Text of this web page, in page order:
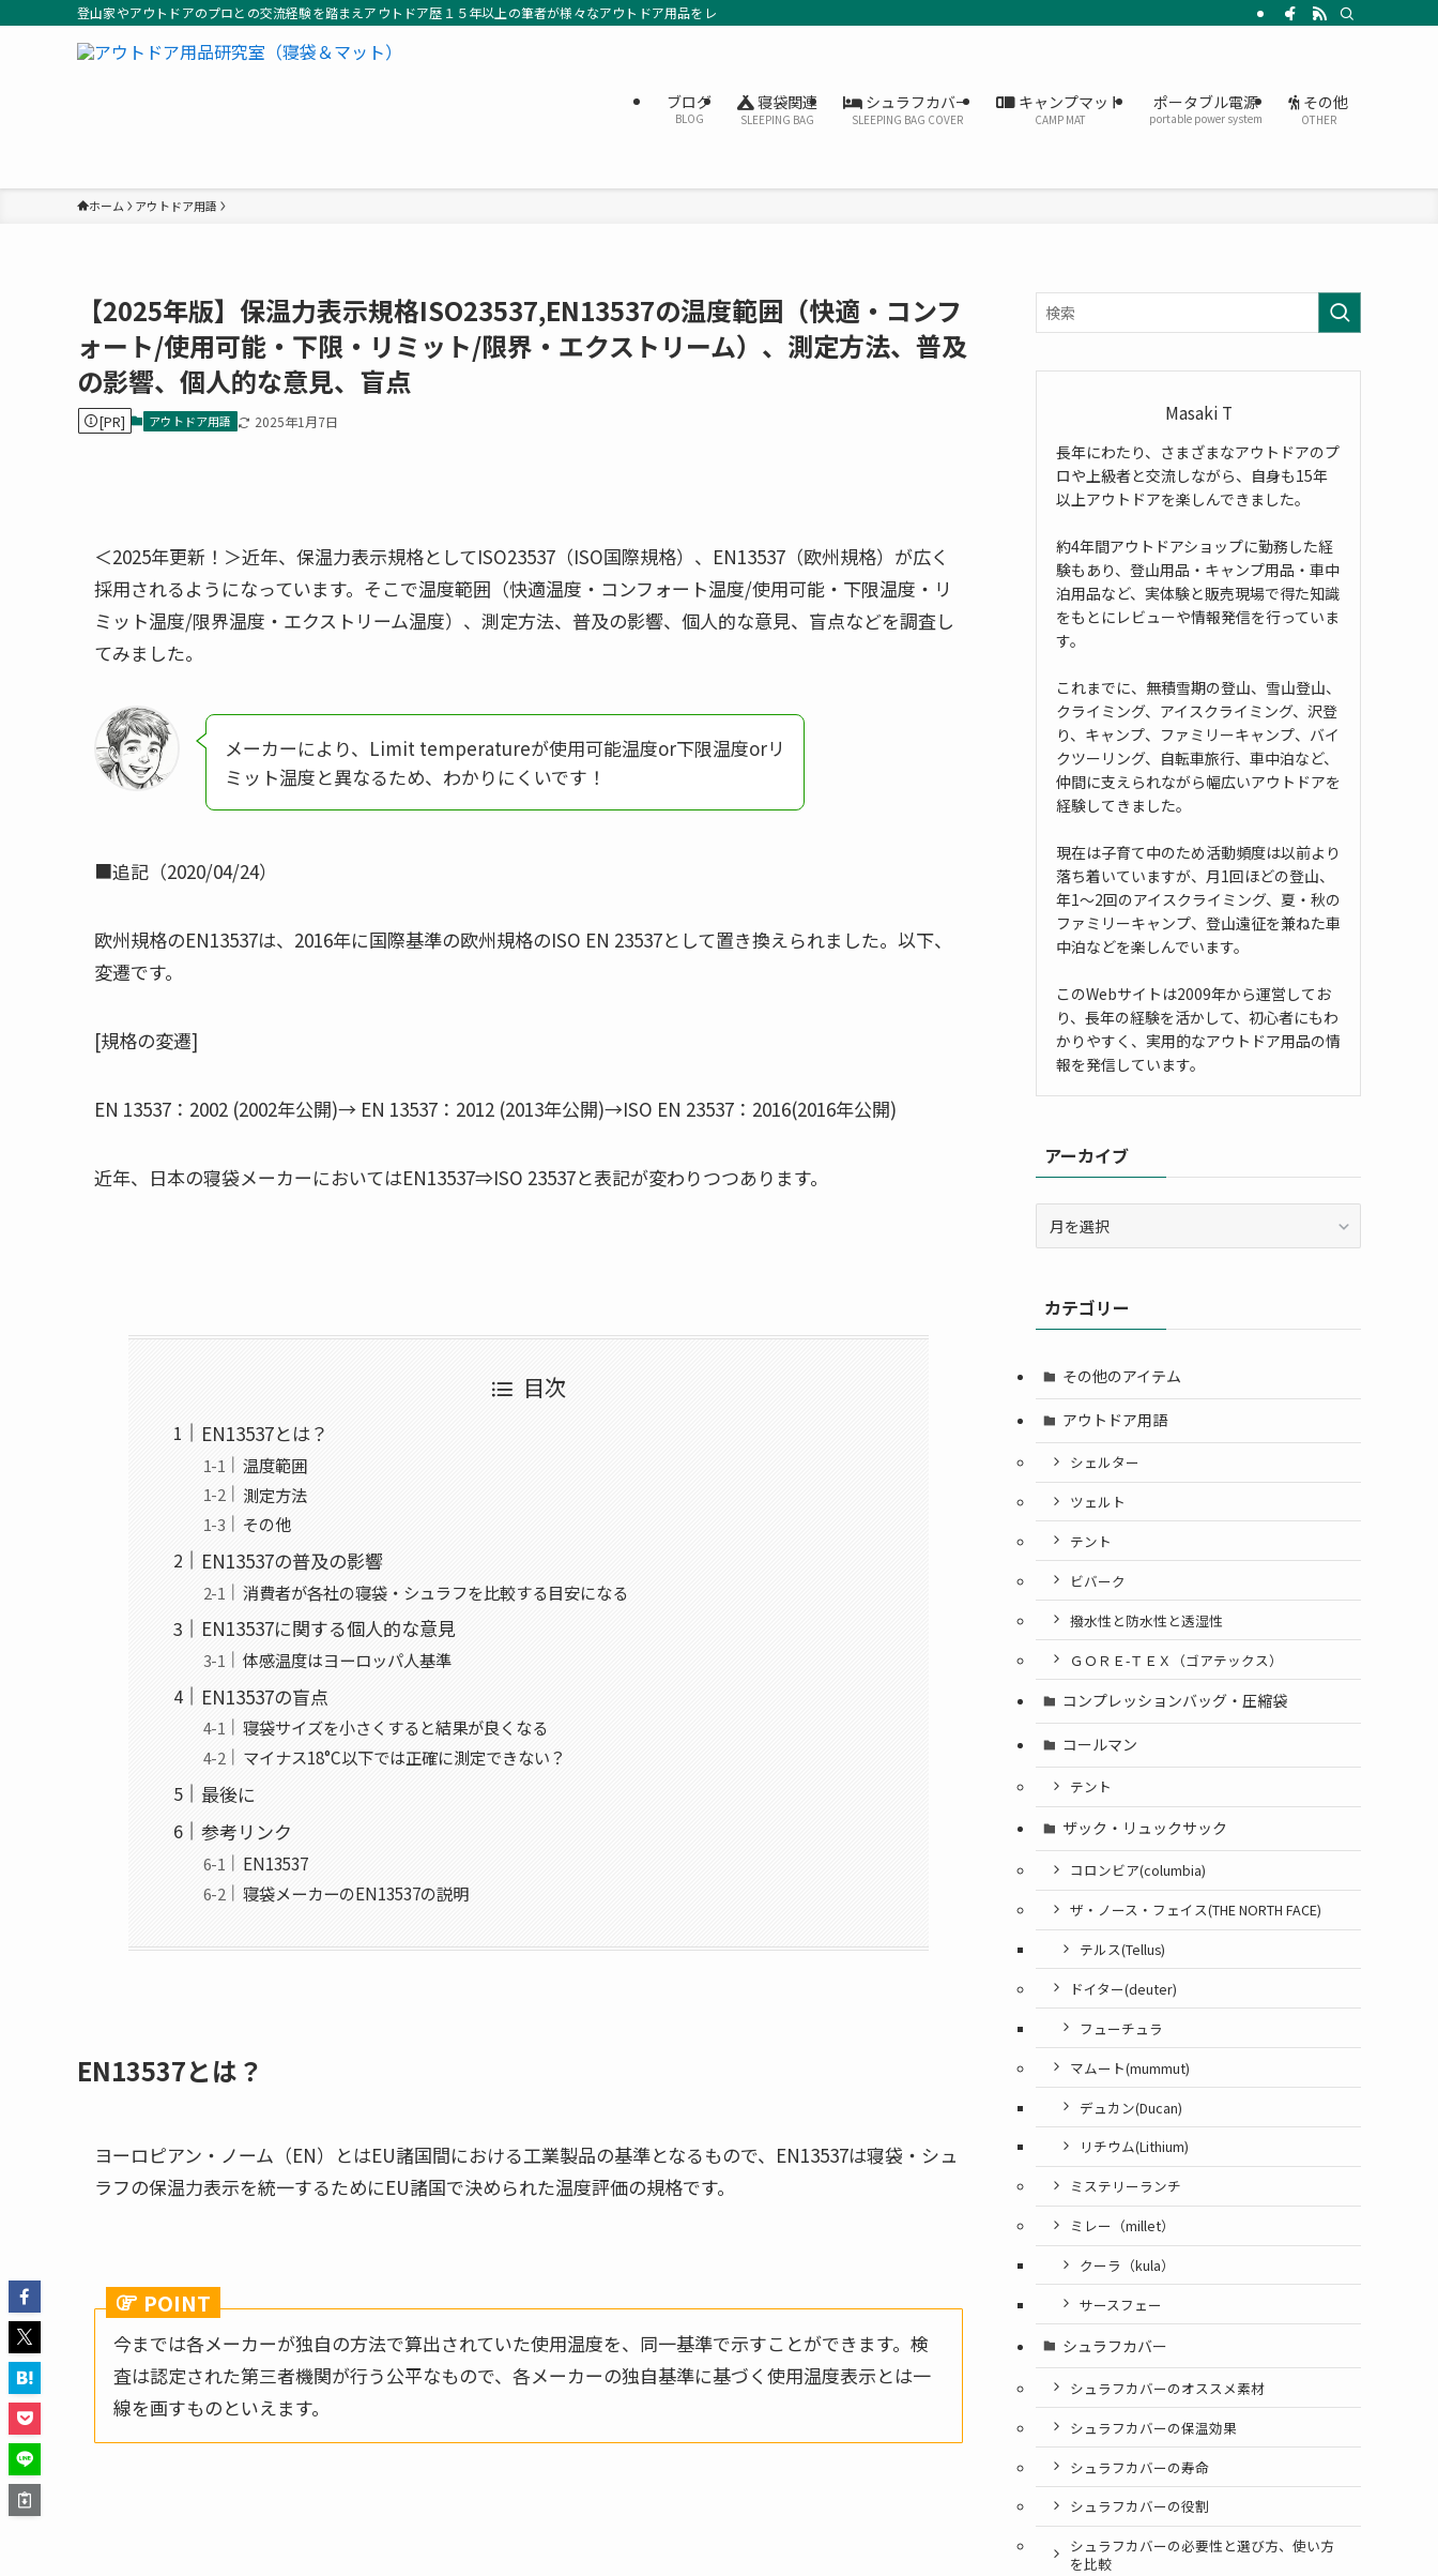
登山家やアウトドアのプロとの交流経験を踏まえアウトドア歴１５年以上の筆者が様々なアウトドア用品をレビューしています。
ブログ
BLOG
寝袋関連
SLEEPING BAG
シュラフカバー
SLEEPING BAG COVER
キャンプマット
CAMP MAT
ポータブル電源
portable power system
その他
OTHER
ホーム アウトドア用語
【2025年版】保温力表示規格ISO23537,EN13537の温度範囲（快適・コンフ
ォート/使用可能・下限・リミット/限界・エクストリーム）、測定方法、普及
の影響、個人的な意見、盲点
[PR] アウトドア用語 2025年1月7日
＜2025年更新！＞近年、保温力表示規格としてISO23537（ISO国際規格）、EN13537（欧州規格）が広く
採用されるようになっています。そこで温度範囲（快適温度・コンフォート温度/使用可能・下限温度・リ
ミット温度/限界温度・エクストリーム温度）、測定方法、普及の影響、個人的な意見、盲点などを調査し
てみました。
メーカーにより、Limit temperatureが使用可能温度or下限温度orリ
ミット温度と異なるため、わかりにくいです！
■追記（2020/04/24）
欧州規格のEN13537は、2016年に国際基準の欧州規格のISO EN 23537として置き換えられました。以下、
変遷です。
[規格の変遷]
EN 13537：2002 (2002年公開)→ EN 13537：2012 (2013年公開)→ISO EN 23537：2016(2016年公開)
近年、日本の寝袋メーカーにおいてはEN13537⇒ISO 23537と表記が変わりつつあります。
目次
EN13537とは？
温度範囲
測定方法
その他
EN13537の普及の影響
消費者が各社の寝袋・シュラフを比較する目安になる
EN13537に関する個人的な意見
体感温度はヨーロッパ人基準
EN13537の盲点
寝袋サイズを小さくすると結果が良くなる
マイナス18°C以下では正確に測定できない？
最後に
参考リンク
EN13537
寝袋メーカーのEN13537の説明
EN13537とは？
ヨーロピアン・ノーム（EN）とはEU諸国間における工業製品の基準となるもので、EN13537は寝袋・シュ
ラフの保温力表示を統一するためにEU諸国で決められた温度評価の規格です。
POINT
今までは各メーカーが独自の方法で算出されていた使用温度を、同一基準で示すことができます。検
査は認定された第三者機関が行う公平なもので、各メーカーの独自基準に基づく使用温度表示とは一
線を画すものといえます。
Masaki T
長年にわたり、さまざまなアウトドアのプ
ロや上級者と交流しながら、自身も15年
以上アウトドアを楽しんできました。
約4年間アウトドアショップに勤務した経
験もあり、登山用品・キャンプ用品・車中
泊用品など、実体験と販売現場で得た知識
をもとにレビューや情報発信を行っていま
す。
これまでに、無積雪期の登山、雪山登山、
クライミング、アイスクライミング、沢登
り、キャンプ、ファミリーキャンプ、バイ
クツーリング、自転車旅行、車中泊など、
仲間に支えられながら幅広いアウトドアを
経験してきました。
現在は子育て中のため活動頻度は以前より
落ち着いていますが、月1回ほどの登山、
年1〜2回のアイスクライミング、夏・秋の
ファミリーキャンプ、登山遠征を兼ねた車
中泊などを楽しんでいます。
このWebサイトは2009年から運営してお
り、長年の経験を活かして、初心者にもわ
かりやすく、実用的なアウトドア用品の情
報を発信しています。
アーカイブ
ブカテゴリー
その他のアイテム
アウトドア用語
シェルター
ツェルト
テント
ビバーク
撥水性と防水性と透湿性
ＧＯＲＥ-ＴＥＸ（ゴアテックス）
コンプレッションバッグ・圧縮袋
コールマン
テント
ザック・リュックサック
コロンビア(columbia)
ザ・ノース・フェイス(THE NORTH FACE)
テルス(Tellus)
ドイター(deuter)
フューチュラ
マムート(mummut)
デュカン(Ducan)
リチウム(Lithium)
ミステリーランチ
ミレー（millet）
クーラ（kula）
サースフェー
シュラフカバー
シュラフカバーのオススメ素材
シュラフカバーの保温効果
シュラフカバーの寿命
シュラフカバーの役割
シュラフカバーの必要性と選び方、使い方
を比較